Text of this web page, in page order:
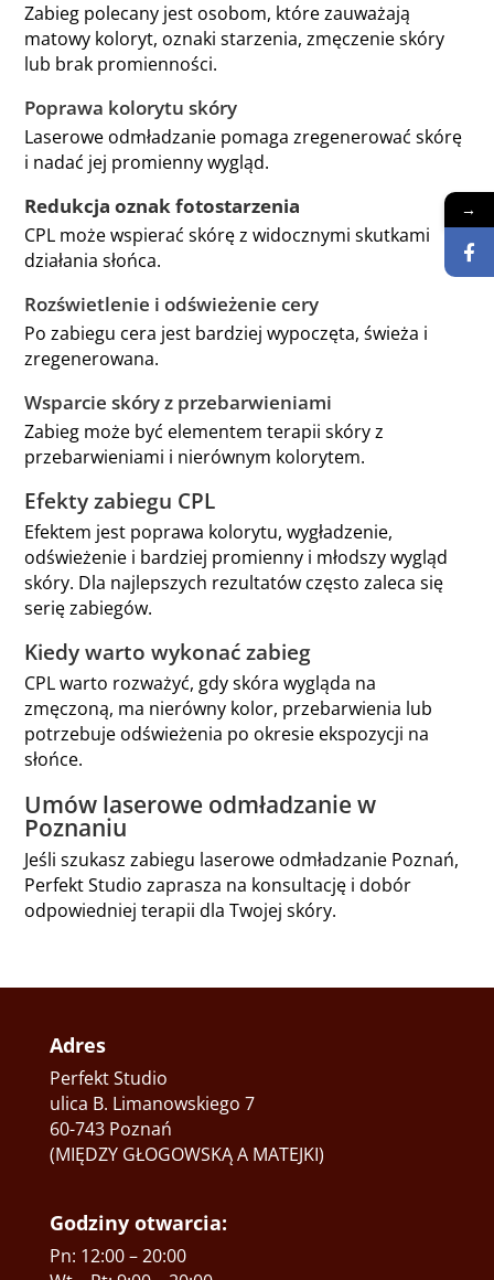
Zabieg polecany jest osobom, które zauważają
matowy koloryt, oznaki starzenia, zmęczenie skóry
lub brak promienności.
Poprawa kolorytu skóry
Laserowe odmładzanie pomaga zregenerować skórę
i nadać jej promienny wygląd.
Redukcja oznak fotostarzenia
CPL może wspierać skórę z widocznymi skutkami
działania słońca.
Rozświetlenie i odświeżenie cery
Po zabiegu cera jest bardziej wypoczęta, świeża i
zregenerowana.
Wsparcie skóry z przebarwieniami
Zabieg może być elementem terapii skóry z
przebarwieniami i nierównym kolorytem.
Efekty zabiegu CPL
Efektem jest poprawa kolorytu, wygładzenie,
odświeżenie i bardziej promienny i młodszy wygląd
skóry. Dla najlepszych rezultatów często zaleca się
serię zabiegów.
Kiedy warto wykonać zabieg
CPL warto rozważyć, gdy skóra wygląda na
zmęczoną, ma nierówny kolor, przebarwienia lub
potrzebuje odświeżenia po okresie ekspozycji na
słońce.
Umów laserowe odmładzanie w
Poznaniu
Jeśli szukasz zabiegu laserowe odmładzanie Poznań,
Perfekt Studio zaprasza na konsultację i dobór
odpowiedniej terapii dla Twojej skóry.
Adres
Perfekt Studio
ulica B. Limanowskiego 7
60-743 Poznań
(MIĘDZY GŁOGOWSKĄ A MATEJKI)
Godziny otwarcia:
Pn: 12:00 – 20:00
→